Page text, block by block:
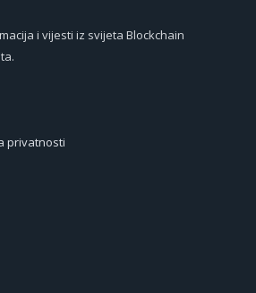
i vijesti iz svijeta Blockchain
privatnosti